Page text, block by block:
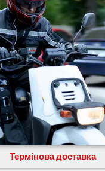
Борщагівка
Термінова доставка